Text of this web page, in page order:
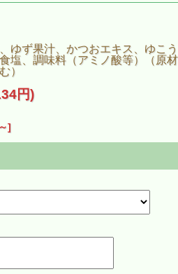
いて
る特産品のひとつで、すだち特
った、ひと味違った柑橘果実で
ゆず果汁、かつおエキス、ゆこう
塩、調味料（アミノ酸等）（原材
）
円)
]